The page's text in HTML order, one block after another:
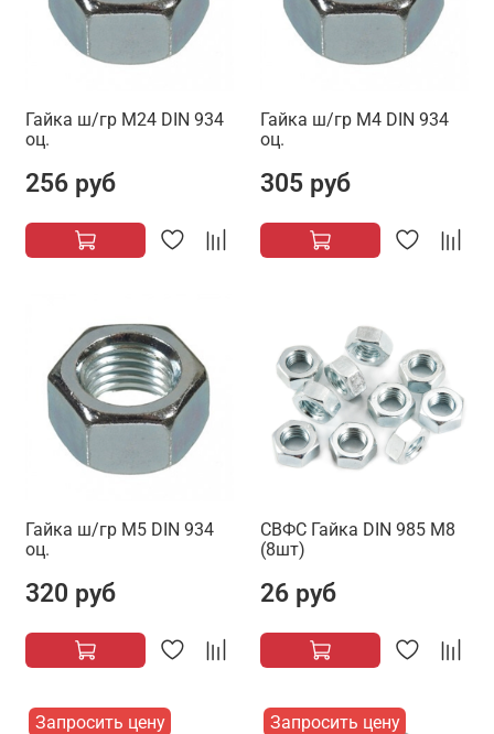
Гайка ш/гр М24 DIN 934
оц.
256 руб
Гайка ш/гр М4 DIN 934
оц.
305 руб
Гайка ш/гр М5 DIN 934
оц.
320 руб
СВФС Гайка DIN 985 М8
(8шт)
26 руб
Запросить цену Запросить цену